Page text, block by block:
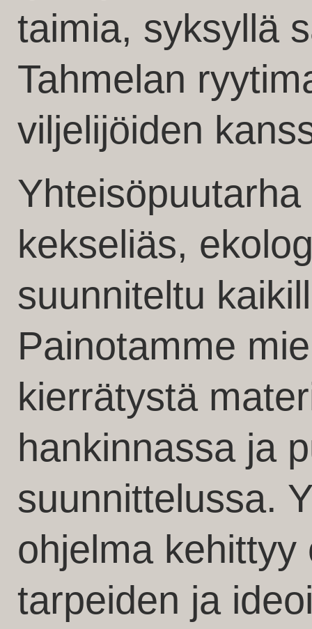
taimia, syksyllä
Tahmelan
viljelijöiden
kekseliäs,
suunniteltu
Painotamme
kierrätystä
hankinnassa ja
suunnittelussa.
ohjelma kehittyy
tarpeiden ja